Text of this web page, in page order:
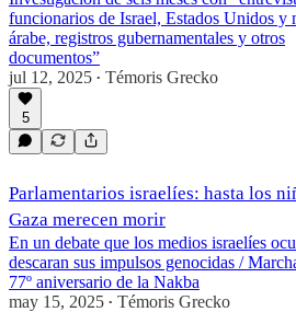
funcionarios de Israel, Estados Unidos y
árabe, registros gubernamentales y otros
documentos”
jul 12, 2025 • Témoris Grecko
5
Parlamentarios israelíes: hasta los
Gaza merecen morir
En un debate que los medios israelíes
descaran sus impulsos genocidas /
77º aniversario de la Nakba
may 15, 2025 • Témoris Grecko